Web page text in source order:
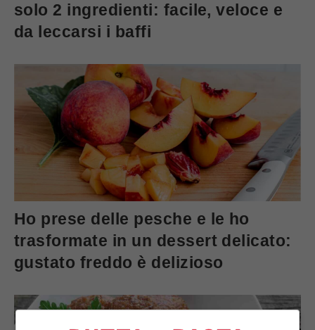
solo 2 ingredienti: facile, veloce e
da leccarsi i baffi
Ho prese delle pesche e le ho
trasformate in un dessert delicato:
gustato freddo è delizioso